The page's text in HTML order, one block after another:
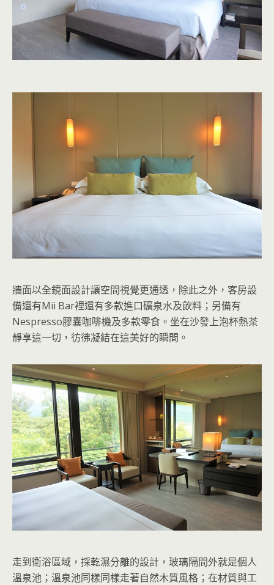
牆面以全鏡面設計讓空間視覺更通透，除此之外，客房設
備還有Mii Bar裡還有多款進口礦泉水及飲料；另備有
Nespresso膠囊咖啡機及多款零食。坐在沙發上泡杯熱茶
靜享這一切，彷彿凝結在這美好的瞬間。
走到衛浴區域，採乾濕分離的設計，玻璃隔間外就是個人
溫泉池；溫泉池同樣同樣走著自然木質風格；在材質與工